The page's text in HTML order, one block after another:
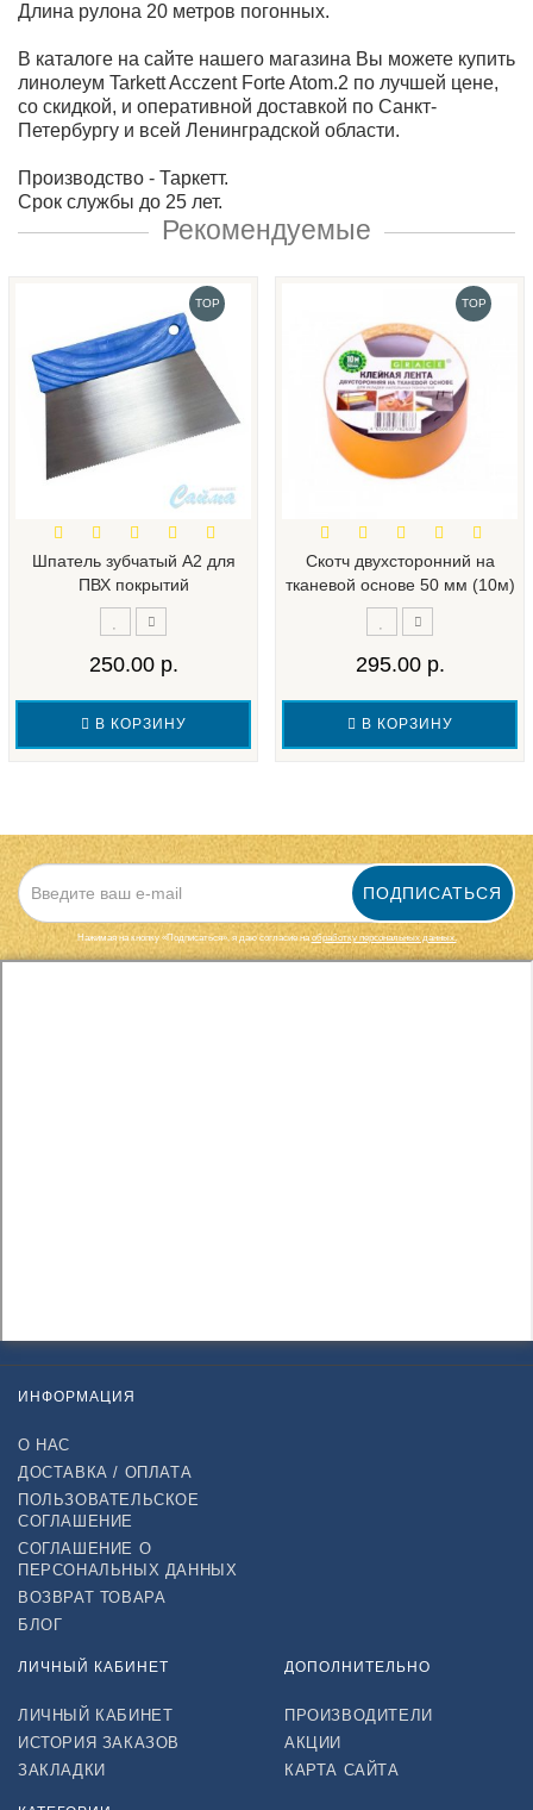
Длина рулона 20 метров погонных.
В каталоге на сайте нашего магазина Вы можете купить
линолеум Tarkett Acczent Forte Atom.2 по лучшей цене,
со скидкой, и оперативной доставкой по Санкт-
Петербургу и всей Ленинградской области.
Производство - Таркетт.
Срок службы до 25 лет.
Рекомендуемые
TOP
Шпатель зубчатый А2 для
ПВХ покрытий
250.00 р.
В КОРЗИНУ
TOP
Скотч двухсторонний на
тканевой основе 50 мм (10м)
295.00 р.
В КОРЗИНУ
ПОДПИСАТЬСЯ
Нажимая на кнопку «Подписаться», я даю cогласие наобработку персональных данных.
ИНФОРМАЦИЯ
О НАС
ДОСТАВКА / ОПЛАТА
ПОЛЬЗОВАТЕЛЬСКОЕ
СОГЛАШЕНИЕ
СОГЛАШЕНИЕ О
ПЕРСОНАЛЬНЫХ ДАННЫХ
ВОЗВРАТ ТОВАРА
БЛОГ
ЛИЧНЫЙ КАБИНЕТ
ЛИЧНЫЙ КАБИНЕТ
ИСТОРИЯ ЗАКАЗОВ
ЗАКЛАДКИ
ДОПОЛНИТЕЛЬНО
ПРОИЗВОДИТЕЛИ
АКЦИИ
КАРТА САЙТА